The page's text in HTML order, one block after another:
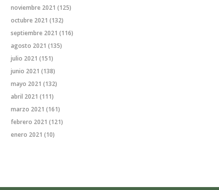
noviembre 2021 (125)
octubre 2021 (132)
septiembre 2021 (116)
agosto 2021 (135)
julio 2021 (151)
junio 2021 (138)
mayo 2021 (132)
abril 2021 (111)
marzo 2021 (161)
febrero 2021 (121)
enero 2021 (10)